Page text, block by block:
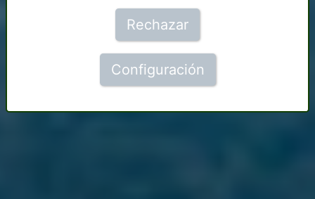
Rechazar
Configuración